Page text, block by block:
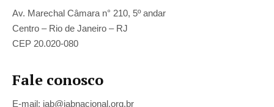
Av. Marechal Câmara n° 210, 5º andar
Centro – Rio de Janeiro – RJ
CEP 20.020-080
Fale conosco
E-mail: iab@iabnacional.org.br